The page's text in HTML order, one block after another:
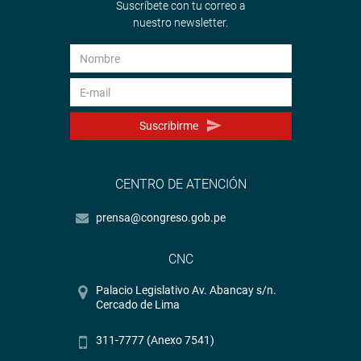
Suscríbete con tu correo a
nuestro newsletter.
Suscribirme
CENTRO DE ATENCIÓN
prensa@congreso.gob.pe
CNC
Palacio Legislativo Av. Abancay s/n.
Cercado de Lima
311-7777 (Anexo 7541)